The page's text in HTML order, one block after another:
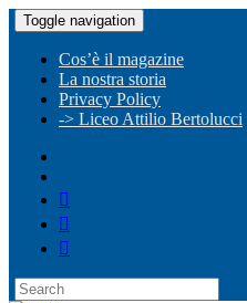
Toggle navigation
Cos’è il magazine
La nostra storia
Privacy Policy
-> Liceo Attilio Bertolucci